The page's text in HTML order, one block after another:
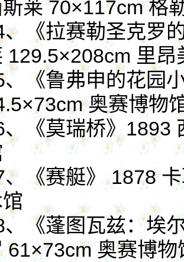
斯莱 70×117cm 格
、《拉赛勒圣克罗
129.5×208cm 里昂
《鲁弗申的花园
奥赛博物
《莫瑞桥》 1893
《赛艇》 1878 卡
、《蓬图瓦兹：埃
61×73cm 奥赛博物